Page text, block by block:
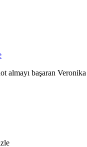
başaran